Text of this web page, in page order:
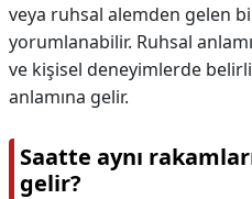
veya ruhsal alemden gelen
yorumlanabilir. Ruhsal
ve kişisel deneyimlerde
anlamına gelir.
Saatte aynı
gelir?